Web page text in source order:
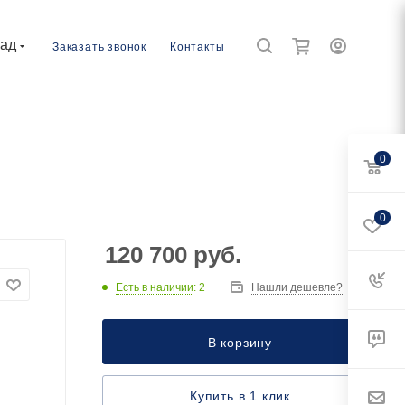
Заказать звонок Контакты
120 700 руб.
Есть в наличии: 2 Нашли дешевле?
В корзину
Купить в 1 клик
0
0